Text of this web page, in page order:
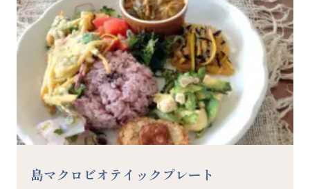
島マクロビオテイックプレート